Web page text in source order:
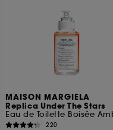
MAISON MARGIELA
Replica Under The Stars
220